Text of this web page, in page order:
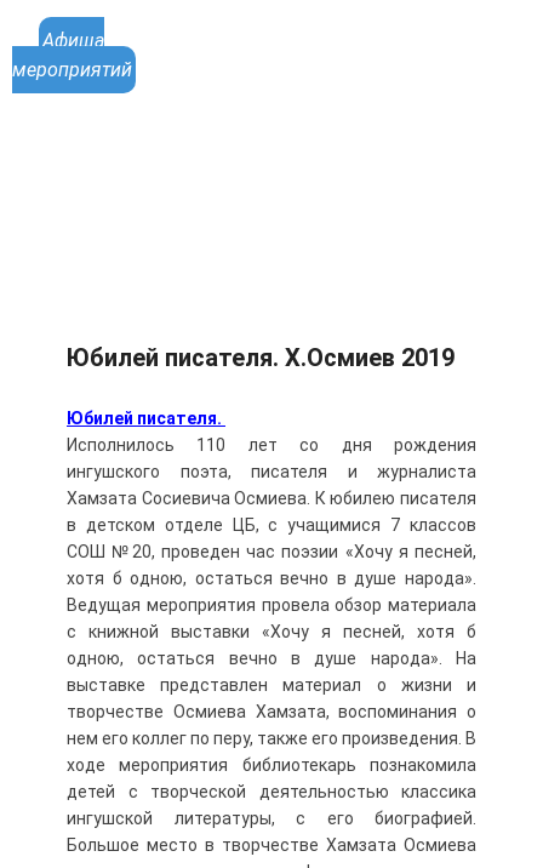
Афиша
мероприятий
Юбилей писателя. Х.Осмиев 2019
Юбилей писателя.
Исполнилось 110 лет со дня рождения
ингушского поэта, писателя и журналиста
Хамзата Сосиевича Осмиева. К юбилею писателя
в детском отделе ЦБ, с учащимися 7 классов
СОШ №20, проведен час поэзии «Хочу я песней,
хотя б одною, остаться вечно в душе народа».
Ведущая мероприятия провела обзор материала
с книжной выставки «Хочу я песней, хотя б
одною, остаться вечно в душе народа». На
выставке представлен материал о жизни и
творчестве Осмиева Хамзата, воспоминания о
нем его коллег по перу, также его произведения. В
ходе мероприятия библиотекарь познакомила
детей с творческой деятельностью классика
ингушской литературы, с его биографией.
Большое место в творчестве Хамзата Осмиева